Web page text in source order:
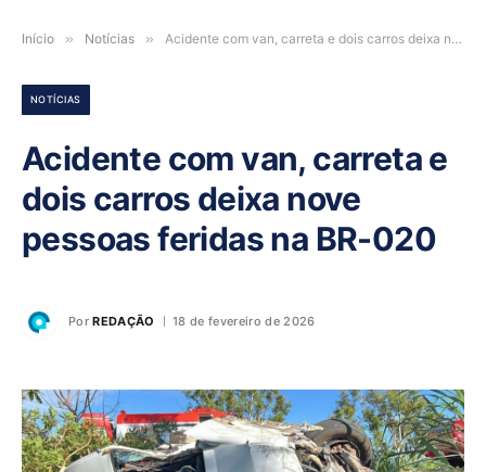
Início » Notícias » Acidente com van, carreta e dois carros deixa nove pessoas feridas na BR-020
NOTÍCIAS
Acidente com van, carreta e
dois carros deixa nove
pessoas feridas na BR-020
Por REDAÇÃO 18 de fevereiro de 2026